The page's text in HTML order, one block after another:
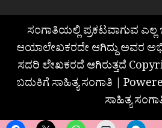
ಸಂಗಾತಿಯಲ್ಲಿ ಪ್ರಕಟವಾಗುವ ಎಲ್ಲ
ಆಯಾಲೇಖಕರದೇ ಆಗಿದ್ದು ಅವರ
ಸದರಿ ಲೇಖಕರದೆ ಆಗಿರುತ್ತದೆ
ಬದುಕಿಗೆ ಸಾಹಿತ್ಯ ಸಂಗಾತಿ |
ಸಾಹಿತ್ಯ